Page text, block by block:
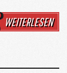
WEITERLESEN